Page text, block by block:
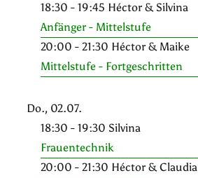
18:30 - 19:45 Héctor & Silvina
Anfänger - Mittelstufe
20:00 - 21:30 Héctor & Maike
Mittelstufe - Fortgeschritten
Do., 02.07.
18:30 - 19:30 Silvina
Frauentechnik
20:00 - 21:30 Héctor & Claudia